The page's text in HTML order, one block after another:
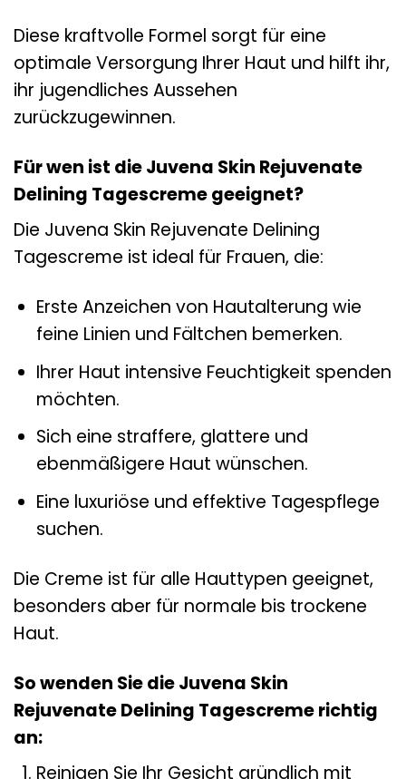
Diese kraftvolle Formel sorgt für eine
optimale Versorgung Ihrer Haut und hilft ihr,
ihr jugendliches Aussehen
zurückzugewinnen.
Für wen ist die Juvena Skin Rejuvenate
Delining Tagescreme geeignet?
Die Juvena Skin Rejuvenate Delining
Tagescreme ist ideal für Frauen, die:
Erste Anzeichen von Hautalterung wie
feine Linien und Fältchen bemerken.
Ihrer Haut intensive Feuchtigkeit spenden
möchten.
Sich eine straffere, glattere und
ebenmäßigere Haut wünschen.
Eine luxuriöse und effektive Tagespflege
suchen.
Die Creme ist für alle Hauttypen geeignet,
besonders aber für normale bis trockene
Haut.
So wenden Sie die Juvena Skin
Rejuvenate Delining Tagescreme richtig
an:
Reinigen Sie Ihr Gesicht gründlich mit